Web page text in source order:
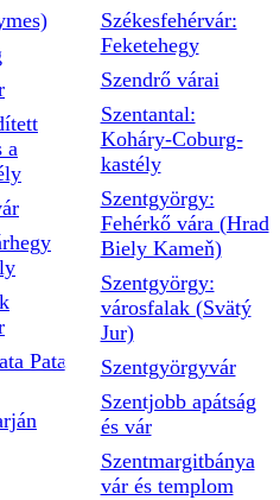
a
Pata
Székesfehérvár:
Feketehegy
Szendrő várai
Szentantal:
Koháry-Coburg-
kastély
Szentgyörgy:
Fehérkő vára (Hrad
Biely Kameň)
Szentgyörgy:
városfalak (Svätý
Jur)
Szentgyörgyvár
Szentjobb apátság
és vár
Szentmargitbánya
vár és templom